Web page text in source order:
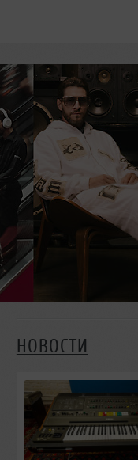
НОВОСТИ